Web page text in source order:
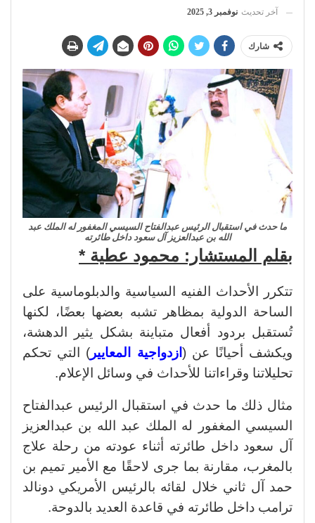
آخر تحديث نوفمبر 3, 2025
شارك
ما حدث في استقبال الرئيس عبدالفتاح السيسي المغفور له الملك عبد
الله بن عبدالعزيز آل سعود داخل طائرته
بقلم المستشار: محمود عطية *
تتكرر الأحداث الفنيه السياسية والدبلوماسية على
الساحة الدولية بمظاهر تشبه بعضها بعضًا، لكنها
تُستقبل بردود أفعال متباينة بشكل يثير الدهشة،
ويكشف أحيانًا عن ( ازدواجية المعايير ) التي تحكم
تحليلاتنا وقراءاتنا للأحداث في وسائل الإعلام.
مثال ذلك ما حدث في استقبال الرئيس عبدالفتاح
السيسي المغفور له الملك عبد الله بن عبدالعزيز
آل سعود داخل طائرته أثناء عودته من رحلة علاج
بالمغرب، مقارنة بما جرى لاحقًا مع الأمير تميم بن
حمد آل ثاني خلال لقائه بالرئيس الأمريكي دونالد
ترامب داخل طائرته في قاعدة العديد بالدوحة.